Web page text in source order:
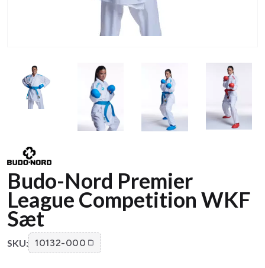
Budo-Nord Premier
League Competition WKF
Sæt
SKU: 10132-000